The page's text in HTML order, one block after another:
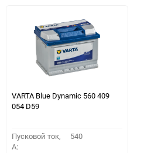
VARTA Blue Dynamic 560 409
054 D59
Пусковой ток,
A:
540